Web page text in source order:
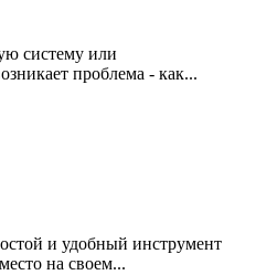
систему или
проблема - как...
и удобный инструмент
на своем...